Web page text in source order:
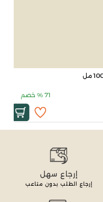
71
% خصم
إرجاع سهل
إرجاع الطلب بدون متاعب